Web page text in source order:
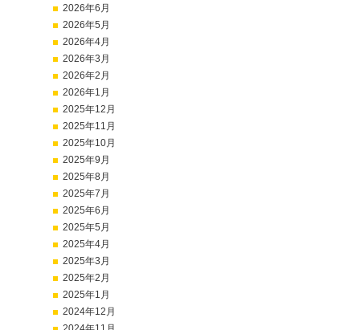
2026年6月
2026年5月
2026年4月
2026年3月
2026年2月
2026年1月
2025年12月
2025年11月
2025年10月
2025年9月
2025年8月
2025年7月
2025年6月
2025年5月
2025年4月
2025年3月
2025年2月
2025年1月
2024年12月